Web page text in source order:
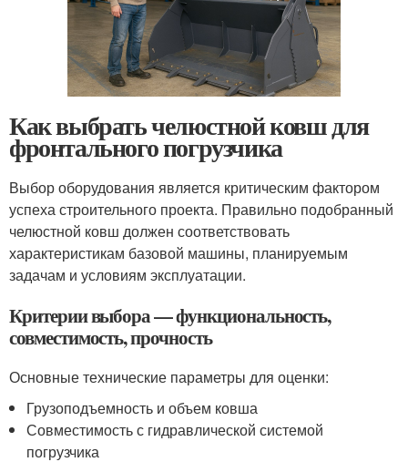
Как выбрать челюстной ковш для
фронтального погрузчика
Выбор оборудования является критическим фактором
успеха строительного проекта. Правильно подобранный
челюстной ковш должен соответствовать
характеристикам базовой машины, планируемым
задачам и условиям эксплуатации.
Критерии выбора — функциональность,
совместимость, прочность
Основные технические параметры для оценки:
Грузоподъемность и объем ковша
Совместимость с гидравлической системой
погрузчика